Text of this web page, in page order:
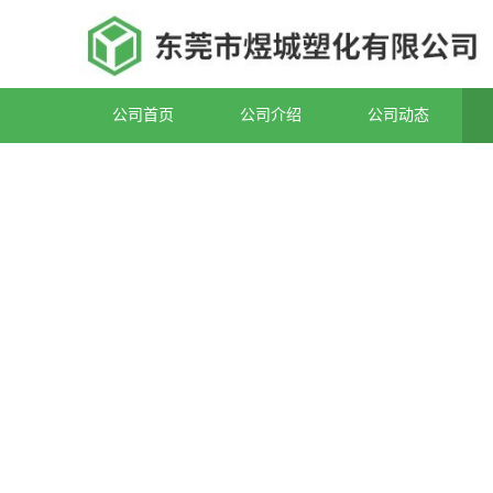
公司首页 公司介绍 公司动态